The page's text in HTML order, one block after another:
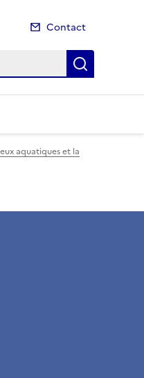
Contact
aquatiques et la